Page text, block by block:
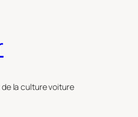
la culture voiture